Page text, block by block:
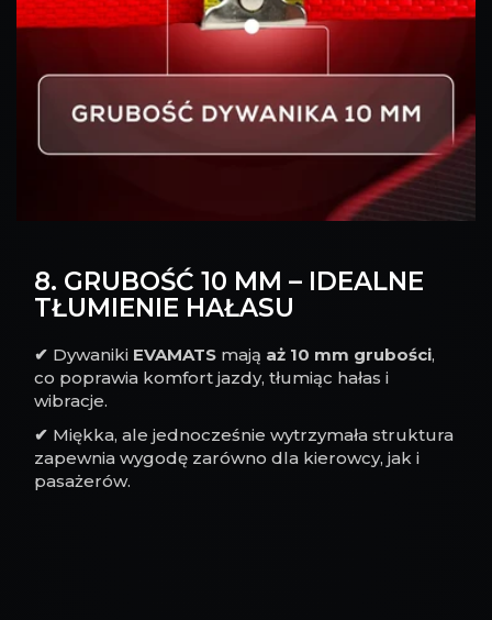
8. GRUBOŚĆ 10 MM – IDEALNE
TŁUMIENIE HAŁASU
✔ Dywaniki EVAMATS mają aż 10 mm grubości,
co poprawia komfort jazdy, tłumiąc hałas i
wibracje.
✔ Miękka, ale jednocześnie wytrzymała struktura
zapewnia wygodę zarówno dla kierowcy, jak i
pasażerów.